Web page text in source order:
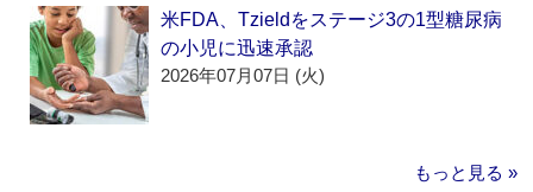
米FDA、Tzieldをステージ3の1型糖尿病
の小児に迅速承認
2026年07月07日 (火)
もっと見る »